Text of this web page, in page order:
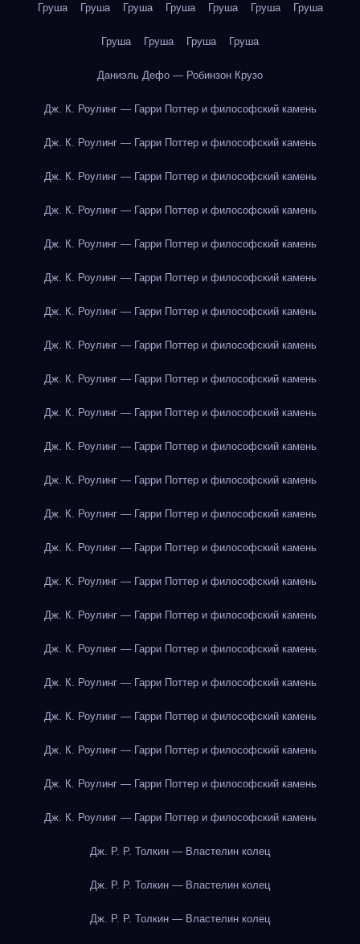
Груша Груша Груша Груша Груша Груша Груша
Груша Груша Груша Груша
Даниэль Дефо — Робинзон Крузо
Дж. К. Роулинг — Гарри Поттер и философский камень
Дж. К. Роулинг — Гарри Поттер и философский камень
Дж. К. Роулинг — Гарри Поттер и философский камень
Дж. К. Роулинг — Гарри Поттер и философский камень
Дж. К. Роулинг — Гарри Поттер и философский камень
Дж. К. Роулинг — Гарри Поттер и философский камень
Дж. К. Роулинг — Гарри Поттер и философский камень
Дж. К. Роулинг — Гарри Поттер и философский камень
Дж. К. Роулинг — Гарри Поттер и философский камень
Дж. К. Роулинг — Гарри Поттер и философский камень
Дж. К. Роулинг — Гарри Поттер и философский камень
Дж. К. Роулинг — Гарри Поттер и философский камень
Дж. К. Роулинг — Гарри Поттер и философский камень
Дж. К. Роулинг — Гарри Поттер и философский камень
Дж. К. Роулинг — Гарри Поттер и философский камень
Дж. К. Роулинг — Гарри Поттер и философский камень
Дж. К. Роулинг — Гарри Поттер и философский камень
Дж. К. Роулинг — Гарри Поттер и философский камень
Дж. К. Роулинг — Гарри Поттер и философский камень
Дж. К. Роулинг — Гарри Поттер и философский камень
Дж. К. Роулинг — Гарри Поттер и философский камень
Дж. К. Роулинг — Гарри Поттер и философский камень
Дж. Р. Р. Толкин — Властелин колец
Дж. Р. Р. Толкин — Властелин колец
Дж. Р. Р. Толкин — Властелин колец